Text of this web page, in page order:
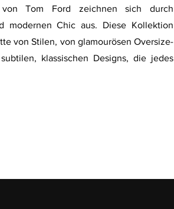
von Tom Ford zeichnen sich durch
modernen Chic aus. Diese Kollektion
von Stilen, von glamourösen Oversize-
klassischen Designs, die jedes